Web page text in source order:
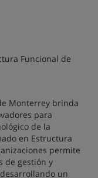
Funcional de
Monterrey brinda
para
de la
en Estructura
permite
de gestión y
un